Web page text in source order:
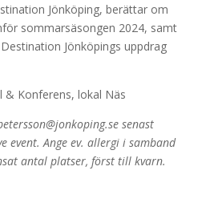
Jönköping, berättar om
sommarsäsongen 2024, samt
Jönköpings uppdrag
& Konferens, lokal Näs
senast
event. Ange ev. allergi i samband
antal platser, först till kvarn.